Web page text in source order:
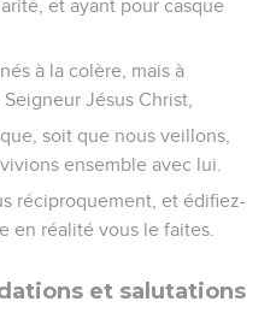
ce qui est l’objet d’une
leurs prières, il leur
ceux qui ne veulent pas
pensaient que la fin des
qui refuse de travailler
Paul met ainsi en garde